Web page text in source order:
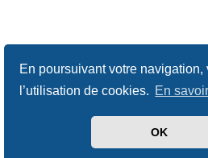
En poursuivant votre navigation,
l’utilisation de cookies. En
OK